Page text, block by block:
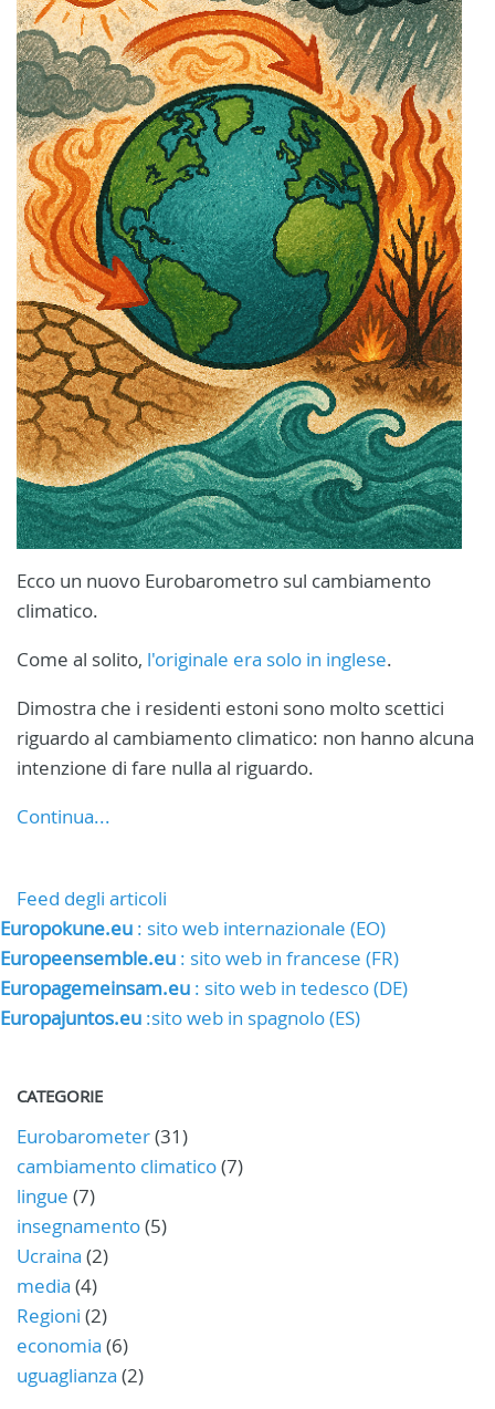
Ecco un nuovo Eurobarometro sul cambiamento
climatico.
Come al solito, l'originale era solo in inglese.
Dimostra che i residenti estoni sono molto scettici
riguardo al cambiamento climatico: non hanno alcuna
intenzione di fare nulla al riguardo.
Continua...
Feed degli articoli
Europokune.eu : sito web internazionale (EO)
Europeensemble.eu : sito web in francese (FR)
Europagemeinsam.eu : sito web in tedesco (DE)
Europajuntos.eu :sito web in spagnolo (ES)
CATEGORIE
Eurobarometer(31)
cambiamento climatico(7)
lingue (7)
insegnamento(5)
Ucraina (2)
media (4)
Regioni (2)
economia (6)
uguaglianza (2)